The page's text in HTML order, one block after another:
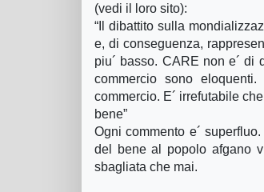
(vedi il loro sito):
“Il dibattito sulla
e, di conseguenza,
piu´ basso. CARE non e´ di
commercio sono
commercio. E´ irrefutabile
bene”
Ogni commento e´
del bene al popolo afgano
sbagliata che mai.